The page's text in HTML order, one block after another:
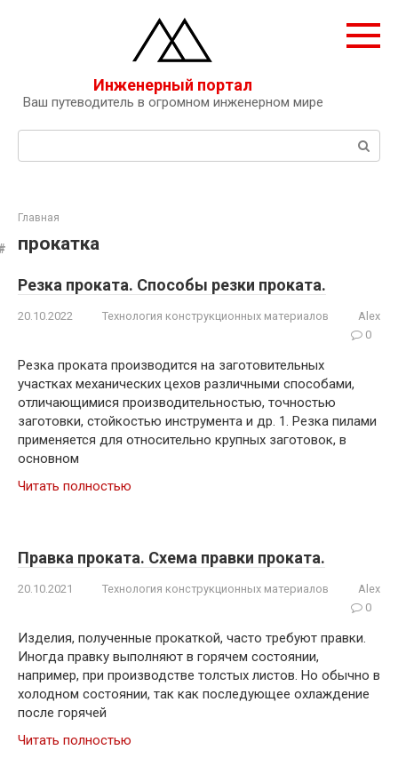
Инженерный портал
Ваш путеводитель в огромном инженерном мире
Поиск:
Главная
прокатка
Резка проката. Способы резки проката.
20.10.2022 Технология конструкционных материалов
Alex
0
Резка проката производится на заготовительных
участках механических цехов различными способами,
отличающимися производительностью, точностью
заготовки, стойкостью инструмента и др. 1. Резка пилами
применяется для относительно крупных заготовок, в
основном
Читать полностью
Правка проката. Схема правки проката.
20.10.2021 Технология конструкционных материалов
Alex
0
Изделия, полученные прокаткой, часто требуют правки.
Иногда правку выполняют в горячем состоянии,
например, при производстве толстых листов. Но обычно в
холодном состоянии, так как последующее охлаждение
после горячей
Читать полностью